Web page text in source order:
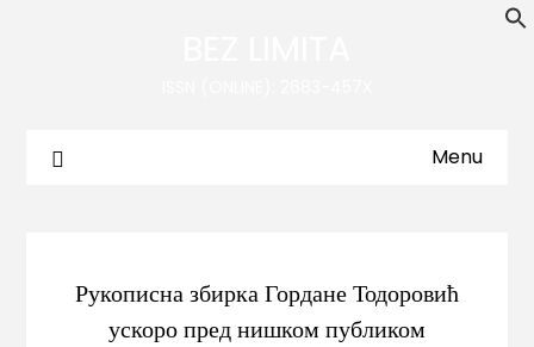
Menu
Рукописна збирка Гордане Тодоровић
ускоро пред нишком публиком